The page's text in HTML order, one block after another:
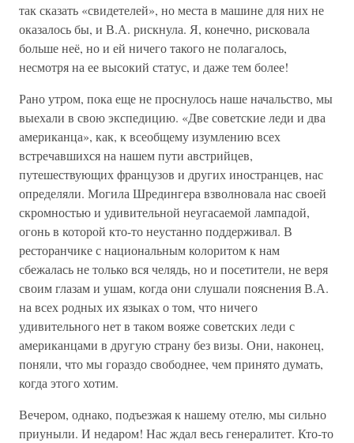
так сказать «свидетелей», но места в машине для них не
оказалось бы, и В.А. рискнула. Я, конечно, рисковала
больше неё, но и ей ничего такого не полагалось,
несмотря на ее высокий статус, и даже тем более!
Рано утром, пока еще не проснулось наше начальство, мы
выехали в свою экспедицию. «Две советские леди и два
американца», как, к всеобщему изумлению всех
встречавшихся на нашем пути австрийцев,
путешествующих французов и других иностранцев, нас
определяли. Могила Шредингера взволновала нас своей
скромностью и удивительной неугасаемой лампадой,
огонь в которой кто-то неустанно поддерживал. В
ресторанчике с национальным колоритом к нам
сбежалась не только вся челядь, но и посетители, не веря
своим глазам и ушам, когда они слушали пояснения В.А.
на всех родных их языках о том, что ничего
удивительного нет в таком вояже советских леди с
американцами в другую страну без визы. Они, наконец,
поняли, что мы гораздо свободнее, чем принято думать,
когда этого хотим.
Вечером, однако, подъезжая к нашему отелю, мы сильно
приуныли. И недаром! Нас ждал весь генералитет. Кто-то